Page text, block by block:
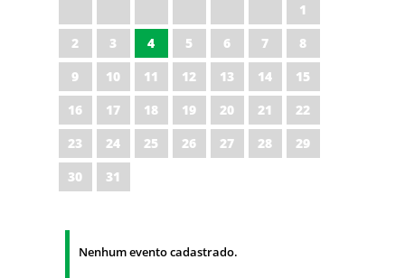
1
2
3 4 5 6 7
8
9
10 11 12 13 14
15
16
17 18 19 20 21
22
23
24 25 26 27 28
29
30
31
Nenhum evento cadastrado.